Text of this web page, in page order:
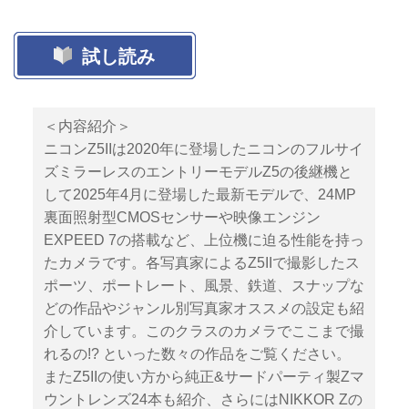
試し読み
＜内容紹介＞
ニコンZ5IIは2020年に登場したニコンのフルサイ
ズミラーレスのエントリーモデルZ5の後継機と
して2025年4月に登場した最新モデルで、24MP
裏面照射型CMOSセンサーや映像エンジン
EXPEED 7の搭載など、上位機に迫る性能を持っ
たカメラです。各写真家によるZ5IIで撮影したス
ポーツ、ポートレート、風景、鉄道、スナップな
どの作品やジャンル別写真家オススメの設定も紹
介しています。このクラスのカメラでここまで撮
れるの!? といった数々の作品をご覧ください。
またZ5IIの使い方から純正&サードパーティ製Zマ
ウントレンズ24本も紹介、さらにはNIKKOR Zの